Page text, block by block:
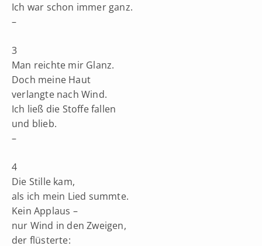
Ich war schon immer ganz.
–
3
Man reichte mir Glanz.
Doch meine Haut
verlangte nach Wind.
Ich ließ die Stoffe fallen
und blieb.
–
4
Die Stille kam,
als ich mein Lied summte.
Kein Applaus –
nur Wind in den Zweigen,
der flüsterte: